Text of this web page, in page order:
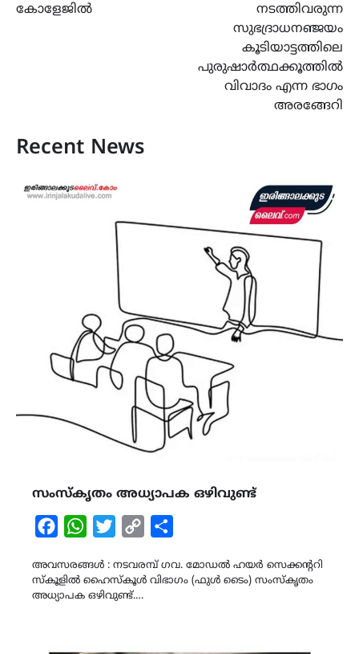
കോളേജിൽ
നടത്തിവരുന്ന
സുഭദ്രാധനഞ്ജയം
കൂടിയാട്ടത്തിലെ
പുരുഷാർത്ഥക്കൂത്തിൽ
വിവാദം എന്ന ഭാഗം
അരങ്ങേറി
Recent News
സംസ്കൃതം അധ്യാപക ഒഴിവുണ്ട്
FacebookWhatsAppTwitterCopy
അവസരങ്ങൾ : നടവരമ്പ് ഗവ. മോഡൽ ഹയർ സെക്കന്ററി
സ്കൂളിൽ ഹൈസ്കൂൾ വിഭാഗം (ഫുൾ ടൈം) സംസ്കൃതം
അധ്യാപക ഒഴിവുണ്ട്.…